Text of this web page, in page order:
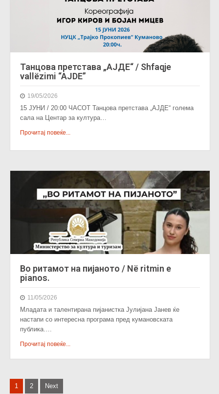
Танцова претстава „АЈДЕ“ / Shfaqje
vallëzimi “AJDE”
19/05/2026
15 ЈУНИ / 20:00 ЧАСОТ Танцова претстава „АЈДЕ“ голема
сала на Центар за култура…
Прочитај повеќе...
Во ритамот на пијаното / Në ritmin e
pianos.
11/05/2026
Младата и талентирана пијанистка Јулијана Јанев ќе
настапи со интересна програма пред кумановската
публика….
Прочитај повеќе...
P
1 2 Next